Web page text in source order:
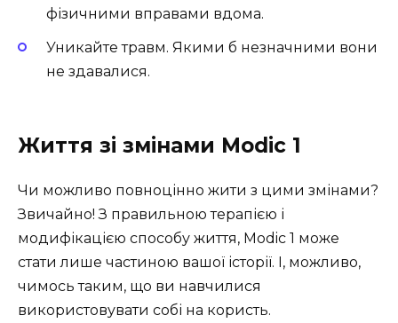
фізичними вправами вдома.
Уникайте травм. Якими б незначними вони
не здавалися.
Життя зі змінами Modic 1
Чи можливо повноцінно жити з цими змінами?
Звичайно! З правильною терапією і
модифікацією способу життя, Modic 1 може
стати лише частиною вашої історії. І, можливо,
чимось таким, що ви навчилися
використовувати собі на користь.